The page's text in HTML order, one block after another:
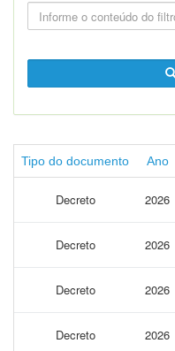
Tipo do documento Ano
Decreto 2026
Decreto 2026
Decreto 2026
Decreto 2026